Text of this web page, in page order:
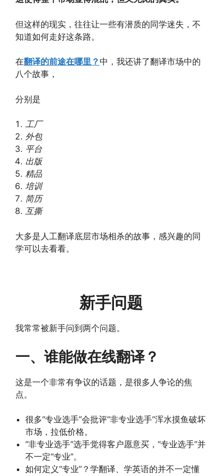
但这样的现实，往往让一些有潜质的同学迷失，不
知道如何走好这条路。
在翻译的前途在哪里？ 中，我还讲了翻译市场中的
八个故事，
分别是
工厂
外包
平台
出版
精品
培训
简历
互撕
大多是人工翻译底层市场相杀的故事，感兴趣的同
学可以去看看。
新手问题
我常常被新手问到两个问题。
一、谁能做在线翻译？
这是一个非常有争议的话题，是很多人争论的焦
点。
很多“专业选手”会批评“非专业选手”浑水摸鱼破坏
市场，拉低价格。
“非专业选手”选手觉得客户愿意买，“专业选手”并
不一定“专业”。
如何定义“专业”？学翻译、学英语的并不一定懂